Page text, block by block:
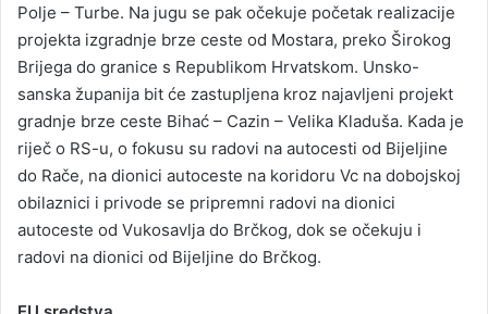
Polje – Turbe. Na jugu se pak očekuje početak realizacije
projekta izgradnje brze ceste od Mostara, preko Širokog
Brijega do granice s Republikom Hrvatskom. Unsko-
sanska županija bit će zastupljena kroz najavljeni projekt
gradnje brze ceste Bihać – Cazin – Velika Kladuša. Kada je
riječ o RS-u, o fokusu su radovi na autocesti od Bijeljine
do Rače, na dionici autoceste na koridoru Vc na dobojskoj
obilaznici i privode se pripremni radovi na dionici
autoceste od Vukosavlja do Brčkog, dok se očekuju i
radovi na dionici od Bijeljine do Brčkog.